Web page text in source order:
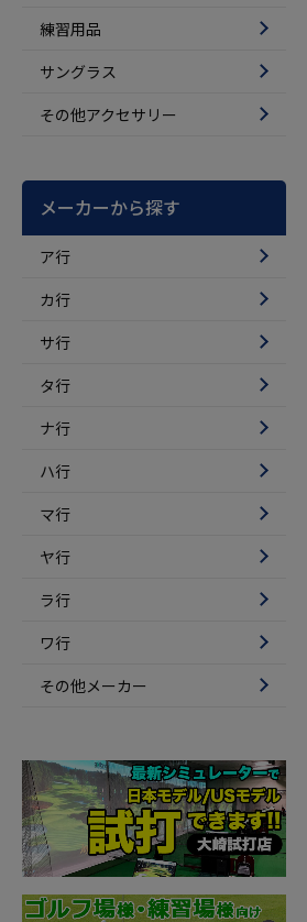
練習用品
サングラス
その他アクセサリー
メーカーから探す
ア行
カ行
サ行
タ行
ナ行
ハ行
マ行
ヤ行
ラ行
ワ行
その他メーカー